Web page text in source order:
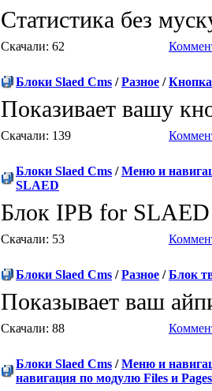
Статистика без
Скачали: 62
Блоки Slaed Cms /Разное /Кнопка
Показивает вашу
Скачали: 139
Блоки Slaed Cms /Меню и
SLAED
Блок IPB for
Скачали: 53
Блоки Slaed Cms /Разное /Блок
Показывает ваш
Скачали: 88
Блоки Slaed Cms /Меню и
навигация по модулю Files и Pages